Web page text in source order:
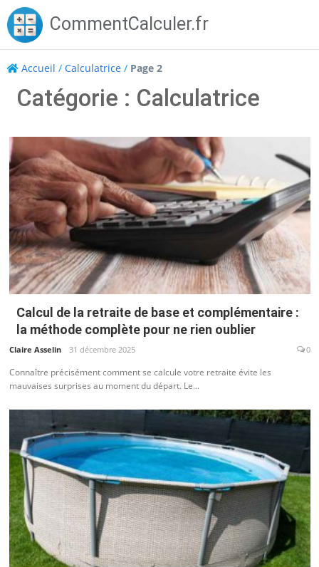
Skip
to
content
CommentCalculer.fr
Accueil / Calculatrice / Page 2
Catégorie : Calculatrice
Calcul de la retraite de base et complémentaire :
la méthode complète pour ne rien oublier
Claire Asselin 31 décembre 2025 0
Connaître précisément comment se calcule votre retraite évite les
mauvaises surprises au moment du départ. Le...